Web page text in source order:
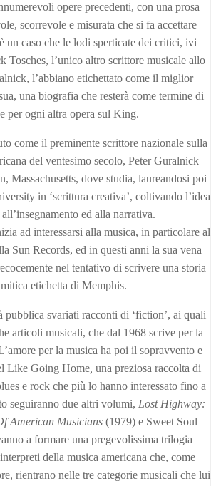
opere precedenti, con una prosa
scorrevole e misurata che si fa accettare
un caso che le lodi sperticate dei critici, ivi
Tosches, l’unico altro scrittore musicale allo
l’abbiano etichettato come il miglior
una biografia che resterà come termine di
per ogni altra opera sul King.
come il preminente scrittore nazionale sulla
del ventesimo secolo, Peter Guralnick
Massachusetts, dove studia, laureandosi poi
in ‘scrittura creativa’, coltivando l’idea
ed alla narrativa.
ad interessarsi alla musica, in particolare al
Sun Records, ed in questi anni la sua vena
nel tentativo di scrivere una storia
etichetta di Memphis.
pubblica svariati racconti di ‘fiction’, ai quali
articoli musicali, che dal 1968 scrive per la
per la musica ha poi il sopravvento e
Like Going Home una preziosa raccolta di
e rock che più lo hanno interessato fino a
seguiranno due altri volumi, Lost Highway:
American Musicians (1979) e Sweet Soul
a formare una pregevolissima trilogia
della musica americana che, come
rientrano nelle tre categorie musicali che lui